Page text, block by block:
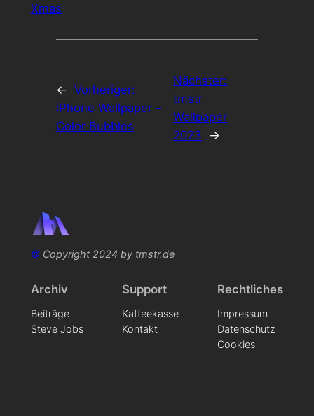
Xmas
← Vorheriger:
iPhone Wallpaper –
Color Bubbles
Nächster:
tmstr
Wallpaper
2023
→
©Copyright 2024 by tmstr.de
Archiv
Beiträge
Steve Jobs
Support
Kaffeekasse
Kontakt
Rechtliches
Impressum
Datenschutz
Cookies